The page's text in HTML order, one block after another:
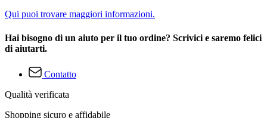
Qui puoi trovare maggiori informazioni.
Hai bisogno di un aiuto per il tuo ordine? Scrivici e saremo felici
di aiutarti.
Contatto
Qualità verificata
Shopping sicuro e affidabile